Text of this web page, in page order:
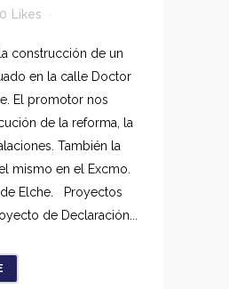
0 Likes
construcción de un
en la calle Doctor
El promotor nos
de la reforma, la
También la
mismo en el Excmo.
Elche. Proyectos
de Declaración...